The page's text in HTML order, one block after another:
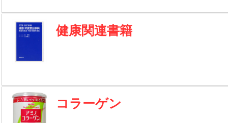
健康関連書籍
コラーゲン